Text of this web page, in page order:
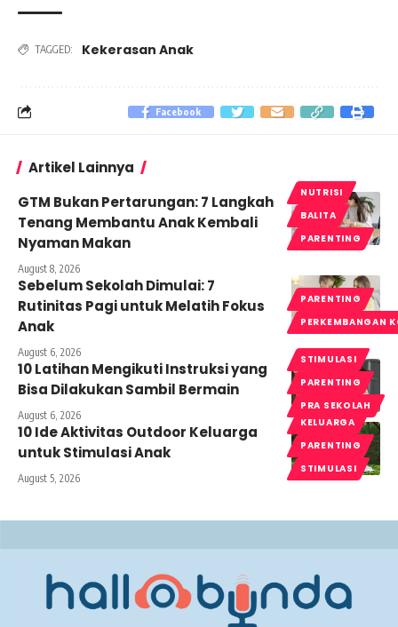
TAGGED: Kekerasan Anak
Facebook
Artikel Lainnya
NUTRISI
BALITA
PARENTING
GTM Bukan Pertarungan: 7 Langkah
Tenang Membantu Anak Kembali
Nyaman Makan
August 8, 2026
PARENTING
PERKEMBANGAN
Sebelum Sekolah Dimulai: 7
Rutinitas Pagi untuk Melatih Fokus
Anak
August 6, 2026
STIMULASI
PARENTING
PRA SEKOLAH
10 Latihan Mengikuti Instruksi yang
Bisa Dilakukan Sambil Bermain
August 6, 2026
KELUARGA
PARENTING
STIMULASI
10 Ide Aktivitas Outdoor Keluarga
untuk Stimulasi Anak
August 5, 2026